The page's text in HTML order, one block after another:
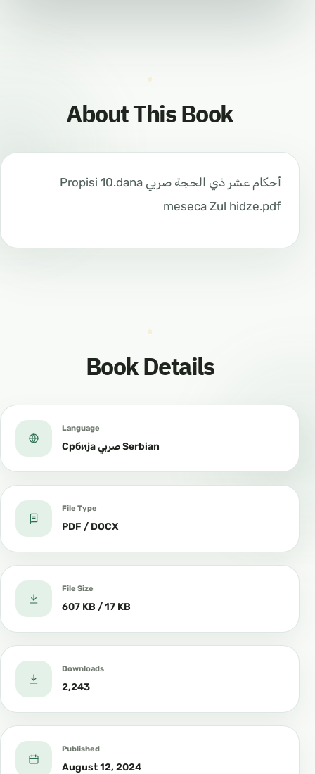
About This Book
أحكام عشر ذي الحجة صربي Propisi 10.dana
meseca Zul hidze.pdf
Book Details
Language
Србија صربي Serbian
File Type
PDF / DOCX
File Size
607 KB / 17 KB
Downloads
2,243
Published
August 12, 2024